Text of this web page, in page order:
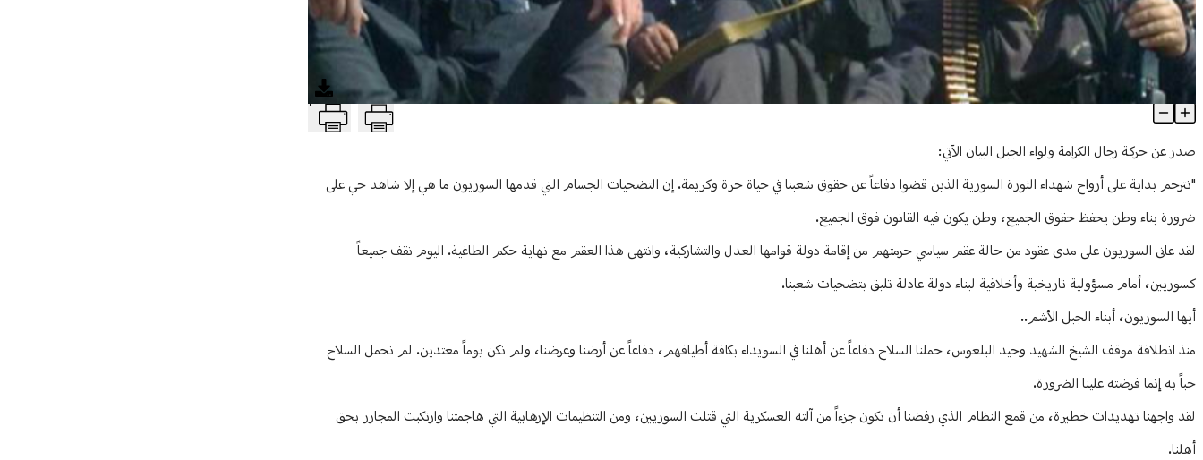
"خارطة طريق"... حركة رجال الكرامة ولواء الجبل: منفتحون على الحوار مع كافة الأطراف T
Article Content
صدر عن حركة رجال الكرامة ولواء الجبل البيان الآتي:
"نترحم بداية على أرواح شهداء الثورة السورية الذين قضوا دفاعاً عن حقوق شعبنا في حياة حرة وكريمة. إن التضحيات الجسام التي قدمها السوريون ما هي إلا شاهد حي على
ضرورة بناء وطن يحفظ حقوق الجميع، وطن يكون فيه القانون فوق الجميع.
لقد عانى السوريون على مدى عقود من حالة عقم سياسي حرمتهم من إقامة دولة قوامها العدل والتشاركية، وانتهى هذا العقم مع نهاية حكم الطاغية. اليوم نقف جميعاً
كسوريين، أمام مسؤولية تاريخية وأخلاقية لبناء دولة عادلة تليق بتضحيات شعبنا.
أيها السوريون، أبناء الجبل الأشم..
منذ انطلاقة موقف الشيخ الشهيد وحيد البلعوس، حملنا السلاح دفاعاً عن أهلنا في السويداء بكافة أطيافهم، دفاعاً عن أرضنا وعرضنا، ولم نكن يوماً معتدين. لم نحمل السلاح
حباً به إنما فرضته علينا الضرورة.
لقد واجهنا تهديدات خطيرة، من قمع النظام الذي رفضنا أن نكون جزءاً من آلته العسكرية التي قتلت السوريين، ومن التنظيمات الإرهابية التي هاجمتنا وارتكبت المجازر بحق
أهلنا.